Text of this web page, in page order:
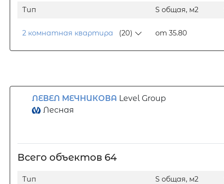
Тип S общая, м2
2 комнатная квартира (20) от 35.80
ЛЕВЕЛ МЕЧНИКОВА Level Group
Лесная
Всего объектов 64
Тип S общая, м2